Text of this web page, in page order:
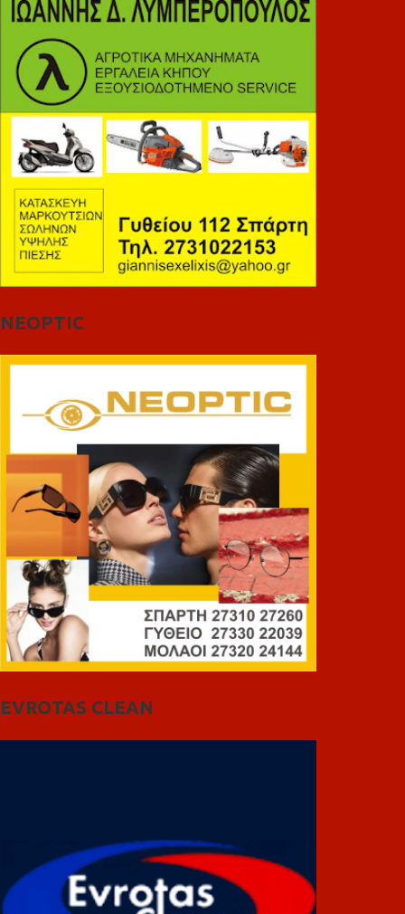
NEOPTIC
EVROTAS CLEAN